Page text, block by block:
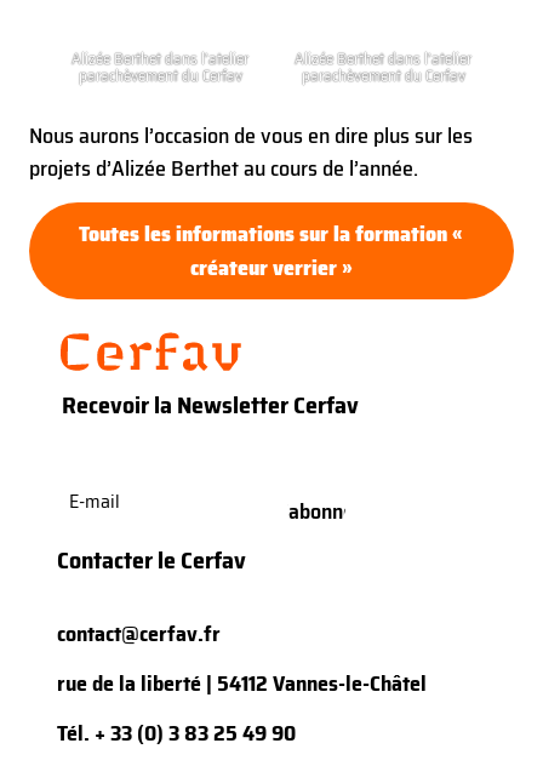
Alizée Berthet dans l’atelier
parachèvement du Cerfav
Alizée Berthet dans l’atelier
parachèvement du Cerfav
Nous aurons l’occasion de vous en dire plus sur les
projets d’Alizée Berthet au cours de l’année.
Toutes les informations sur la formation «
créateur verrier »
Recevoir la Newsletter Cerfav
mail(Nécessaire)
Contacter le Cerfav
contact@cerfav.fr
rue de la liberté | 54112 Vannes-le-Châtel
Tél. + 33 (0) 3 83 25 49 90